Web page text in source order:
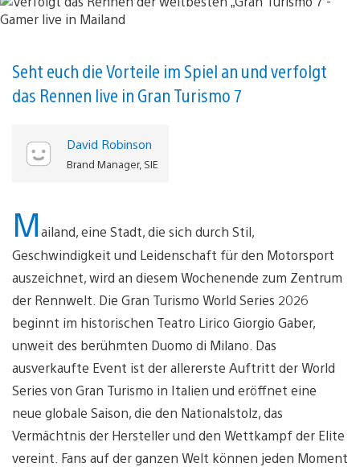
Seht euch die Vorteile im Spiel an und verfolgt
das Rennen live in Gran Turismo 7
David Robinson
Brand Manager, SIE
Mailand, eine Stadt, die sich durch Stil,
Geschwindigkeit und Leidenschaft für den Motorsport
auszeichnet, wird an diesem Wochenende zum Zentrum
der Rennwelt. Die Gran Turismo World Series 2026
beginnt im historischen Teatro Lirico Giorgio Gaber,
unweit des berühmten Duomo di Milano. Das
ausverkaufte Event ist der allererste Auftritt der World
Series von Gran Turismo in Italien und eröffnet eine
neue globale Saison, die den Nationalstolz, das
Vermächtnis der Hersteller und den Wettkampf der Elite
vereint. Fans auf der ganzen Welt können jeden Moment